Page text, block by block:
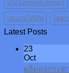
เกม Genshin Impact
เล่นเกมได้เงิน โดด
Latest Posts
23
Oct
ผลิตถุงกระ